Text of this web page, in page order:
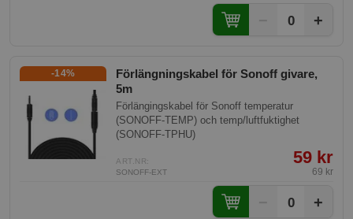
0 +
Förlängningskabel för Sonoff givare,
5m
-14%
Förlängingskabel för Sonoff temperatur
(SONOFF-TEMP) och temp/luftfuktighet
(SONOFF-TPHU)
ART.NR:
SONOFF-EXT
59 kr
69 kr
0 +